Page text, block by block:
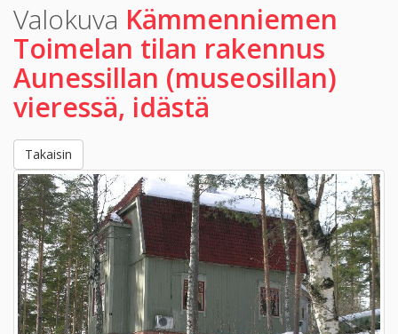
Valokuva Kämmenniemen
Toimelan tilan rakennus
Aunessillan (museosillan)
vieressä, idästä
Takaisin